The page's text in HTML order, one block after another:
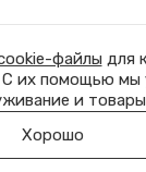
файлы для
С их помощью мы
и
Хорошо